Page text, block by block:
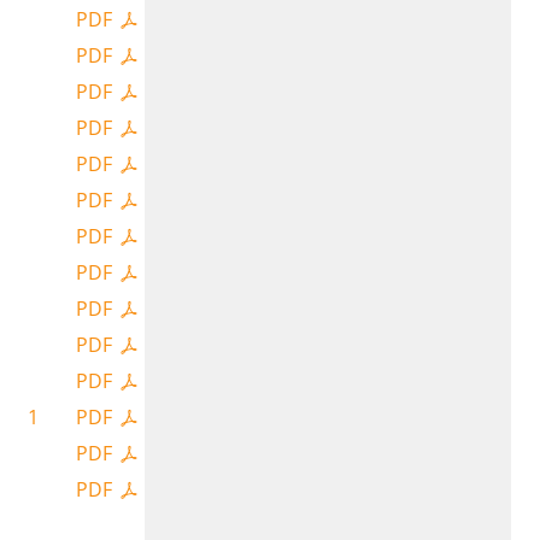
PDF
PDF
PDF
PDF
PDF
PDF
PDF
PDF
PDF
PDF
PDF
PDF
1
PDF
PDF